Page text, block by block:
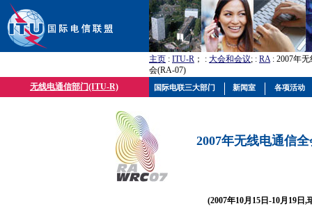
主页 : ITU-R ； : 大会和会议; : RA: 2007年
会(RA-07)
无线电通信部门(ITU-R)
2007年无线电通信
(2007年10月15日-10月19日,
国际电联三大部门 新闻室 各项活动